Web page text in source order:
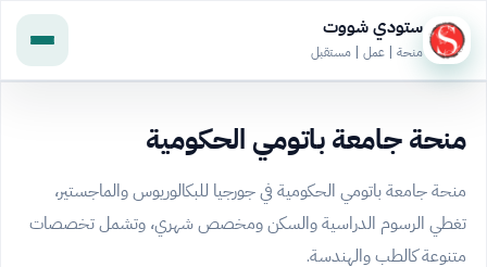
ستودي شووت
منحة | عمل | مستقبل
منحة جامعة باتومي الحكومية
منحة جامعة باتومي الحكومية في جورجيا للبكالوريوس والماجستير،
تغطي الرسوم الدراسية والسكن ومخصص شهري، وتشمل تخصصات
متنوعة كالطب والهندسة.